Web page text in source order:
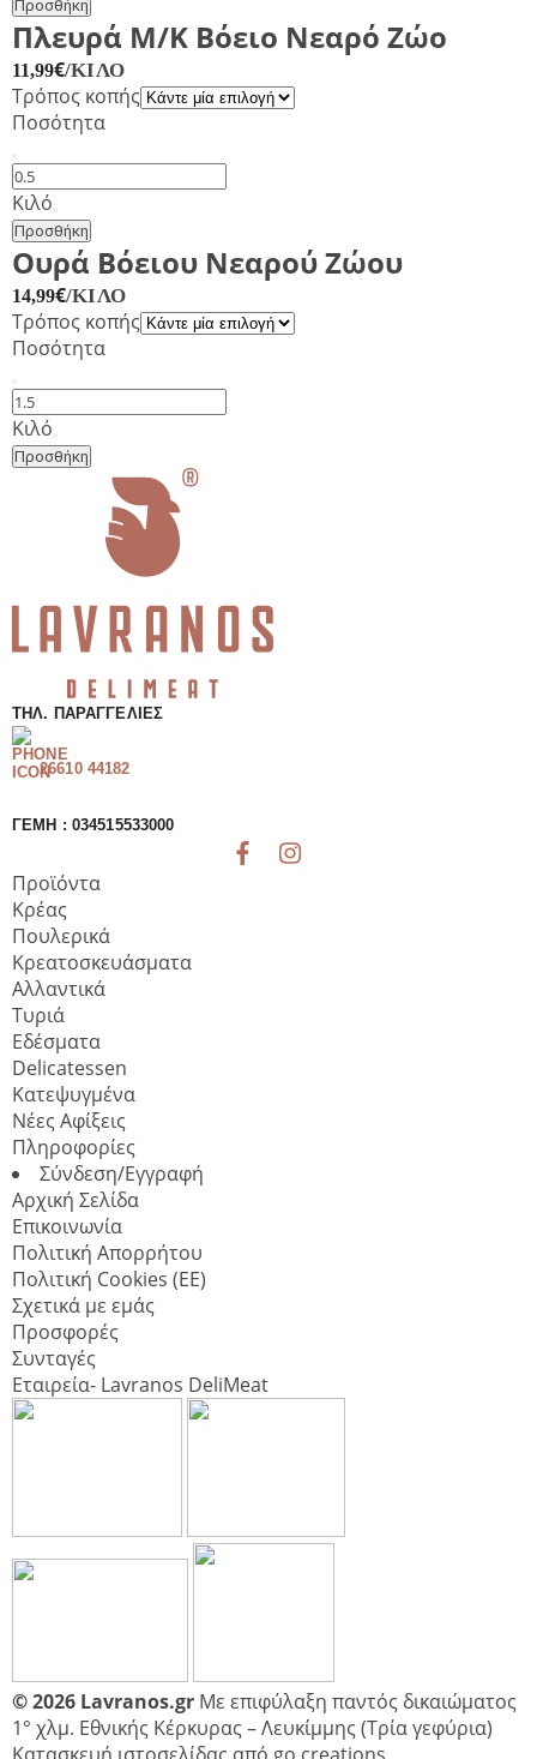
Ζώου
ποσότητα
Προσθήκη
Πλευρά Μ/Κ Βόειο Νεαρό Ζώο
11,99€/ΚΙΛΌ
Τρόπος κοπής
Ποσότητα
Πλευρά
Μ/
Κ
Βόειο
Νεαρό
Ζώο
ποσότητα
Κιλό
Προσθήκη
Ουρά Βόειου Νεαρού Ζώου
14,99€/ΚΙΛΌ
Τρόπος κοπής
Ποσότητα
Ουρά
Βόειου
Νεαρού
Κιλό
Προσθήκη
ΤΗΛ. ΠΑΡΑΓΓΕΛΊΕΣ
26610 44182
ΓΕΜΗ : 034515533000
Προϊόντα
Κρέας
Πουλερικά
Κρεατοσκευάσματα
Αλλαντικά
Τυριά
Εδέσματα
Delicatessen
Κατεψυγμένα
Νέες Αφίξεις
Πληροφορίες
Σύνδεση/Εγγραφή
Αρχική Σελίδα
Επικοινωνία
Πολιτική Απορρήτου
Πολιτική Cookies (ΕΕ)
Σχετικά με εμάς
Προσφορές
Συνταγές
Εταιρεία- Lavranos DeliMeat
© 2026 Lavranos.gr Με επιφύλαξη παντός δικαιώματος
1° χλμ. Εθνικής Κέρκυρας – Λευκίμμης (Τρία γεφύρια)
Κατασκευή ιστοσελίδας από go creations